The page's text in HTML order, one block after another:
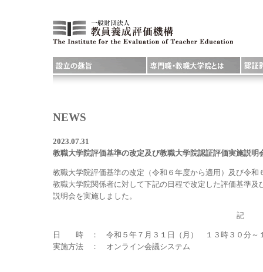
NEWS
2023.07.31
教職大学院評価基準の改定及び教職大学院認証評価実施説明
教職大学院評価基準の改定（令和６年度から適用）及び令
教職大学院関係者に対して下記の日程で改定した評価基準
説明会を実施しました。
記
日 時 ： 令和５年７月３１日（月） １３時３０分～
実施方法 ： オンライン会議システム